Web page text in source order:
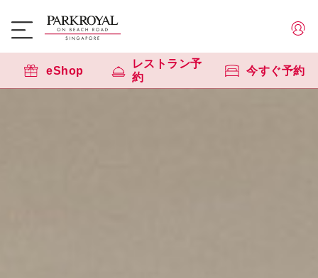
eShop
レストラン予
約
今すぐ予約